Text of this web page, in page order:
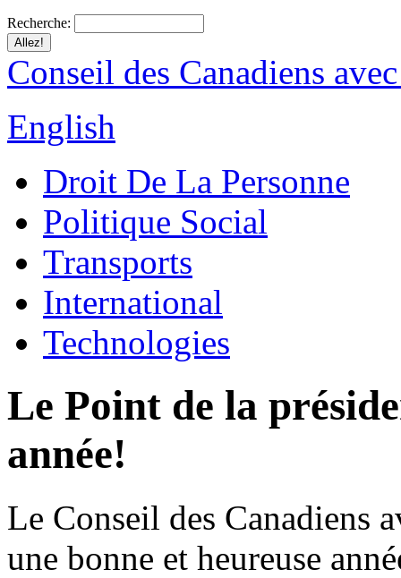
Recherche:
Conseil des Canadiens
English
Droit De La Personne
Politique Social
Transports
International
Technologies
Le Point de la
année!
Le Conseil des Canadiens
une bonne et heureuse